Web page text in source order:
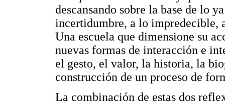
descansando sobre la base de lo
incertidumbre, a lo impredecible,
Una escuela que dimensione su
nuevas formas de interacción e
el gesto, el valor, la historia, la
construcción de un proceso de
La combinación de estas dos